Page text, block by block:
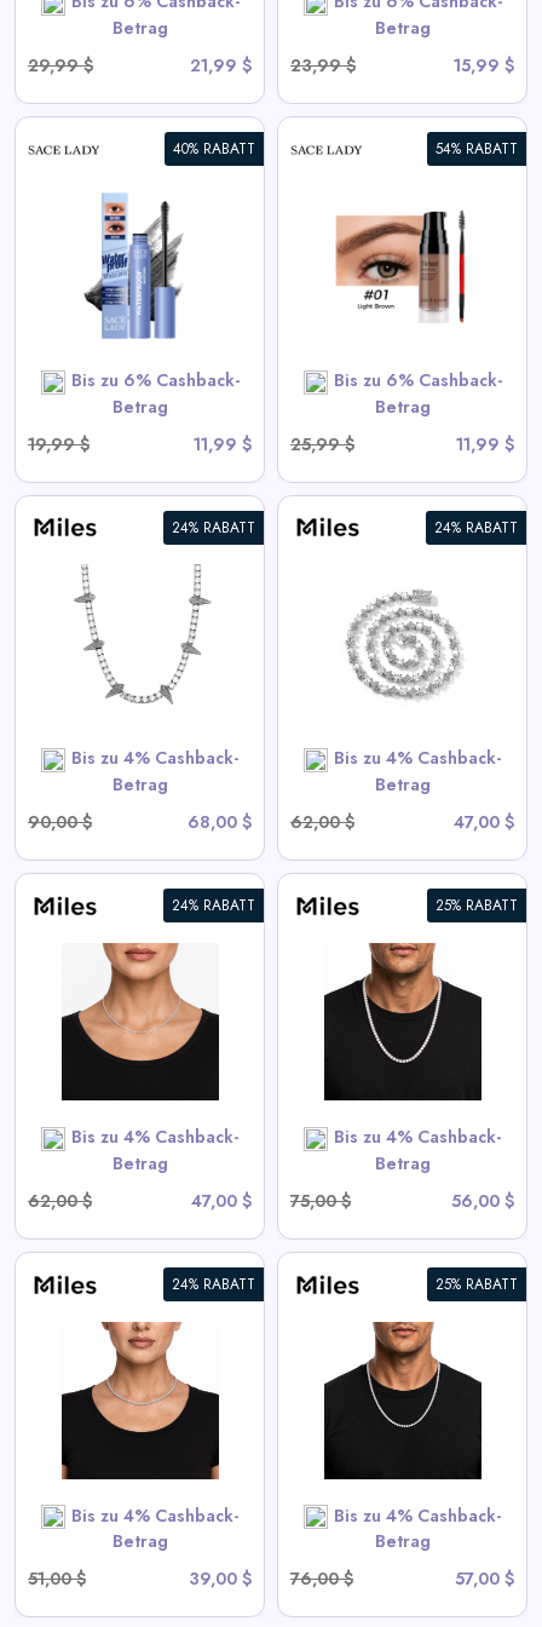
Betrag
29,99 $
21,99 $
Betrag
23,99 $
15,99 $
40% RABATT
Bis zu 6% Cashback-
Betrag
19,99 $
11,99 $
54% RABATT
Bis zu 6% Cashback-
Betrag
25,99 $
11,99 $
3D Augenbrauengel |
Wasserdicht, Schnell
Trocknend, Hochpigmentiert
View All Sace Lady Deals
SHOP NOW
24% RABATT
Bis zu 4% Cashback-
Betrag
90,00 $
68,00 $
24% RABATT
Bis zu 4% Cashback-
Betrag
62,00 $
47,00 $
6mm Iced Out Star Tennis
Kette
View All Miles Deals
SHOP NOW
24% RABATT
Bis zu 4% Cashback-
Betrag
62,00 $
47,00 $
25% RABATT
Bis zu 4% Cashback-
Betrag
75,00 $
56,00 $
6mm Iced CZ Tennis Chain
Halskette
View All Miles Deals
SHOP NOW
24% RABATT
Bis zu 4% Cashback-
Betrag
51,00 $
39,00 $
25% RABATT
Bis zu 4% Cashback-
Betrag
76,00 $
57,00 $
5mm Eiskalter CZ Tennis Kette
View All Miles Deals